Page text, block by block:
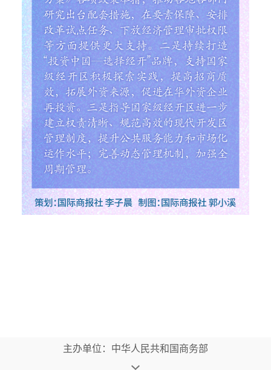
主办单位：中华人民共和国商务部